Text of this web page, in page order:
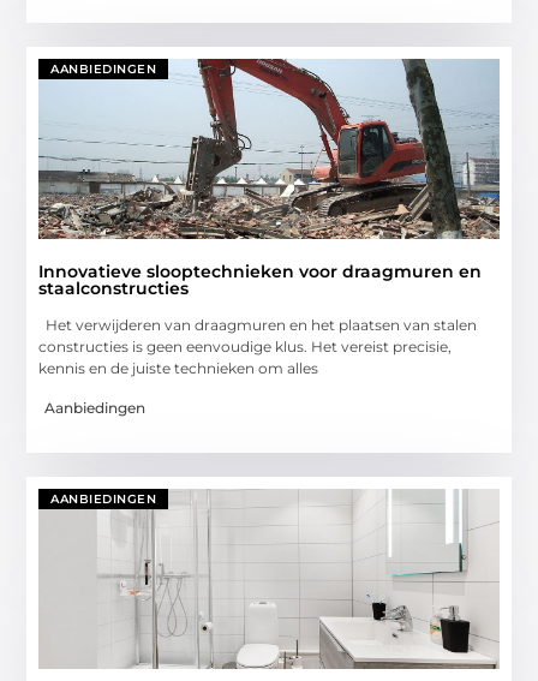
AANBIEDINGEN
Innovatieve slooptechnieken voor draagmuren en
staalconstructies
Het verwijderen van draagmuren en het plaatsen van stalen
constructies is geen eenvoudige klus. Het vereist precisie,
kennis en de juiste technieken om alles
Aanbiedingen
AANBIEDINGEN